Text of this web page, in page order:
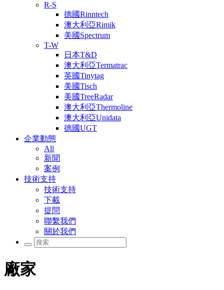
R-S
德國Rinntech
澳大利亞Rimik
美國Spectrum
T-W
日本T&D
澳大利亞Termatrac
英國Tinytag
美國Tisch
美國TreeRadar
澳大利亞Thermoline
澳大利亞Unidata
德國UGT
企業動態
All
新聞
案例
技術支持
技術支持
下載
提問
聯繫我們
關於我們
廠家